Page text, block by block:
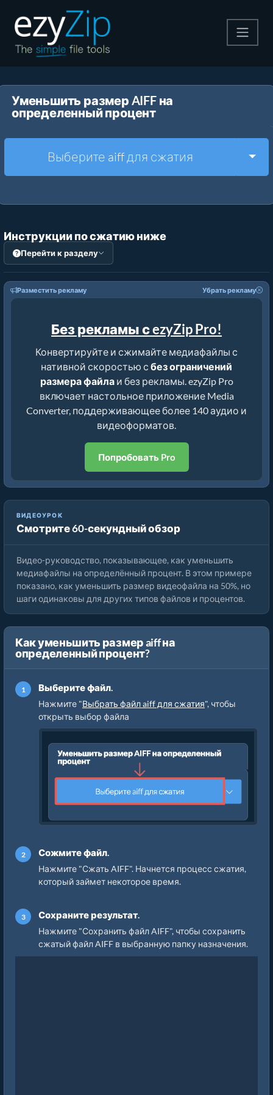
Pаспаковывайте
Другие инструменты
Уменьшить размер AIFF на
определенный процент
Выберите aiff для сжатия
Инструкции по сжатию ниже
Перейти к разделу
Разместить рекламу Убрать рекламу
Без рекламы с ezyZip Pro!
Конвертируйте и сжимайте медиафайлы с
нативной скоростью с без ограничений
размера файлаи без рекламы. ezyZip Pro
включает настольное приложение Media
Converter, поддерживающее более 140 аудио и
видеоформатов.
Попробовать Pro
ВИДЕОУРОК
Смотрите 60-секундный обзор
Как Уменьшить Медиафайлы на Процент (Простое
Руководство)
Видео-руководство, показывающее, как уменьшить
медиафайлы на определённый процент. В этом примере
показано, как уменьшить размер видеофайла на 50%, но
шаги одинаковы для других типов файлов и процентов.
Как уменьшить размер aiff на
определенный процент?
Выберите файл.
Нажмите "Выбрать файл aiff для сжатия", чтобы
открыть выбор файла
Сожмите файл.
Нажмите "Сжать AIFF". Начнется процесс сжатия,
который займет некоторое время.
Сохраните результат.
Нажмите "Сохранить файл AIFF", чтобы сохранить
сжатый файл AIFF в выбранную папку назначения.